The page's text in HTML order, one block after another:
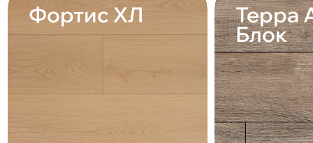
Фортис ХЛ Терра
Блок